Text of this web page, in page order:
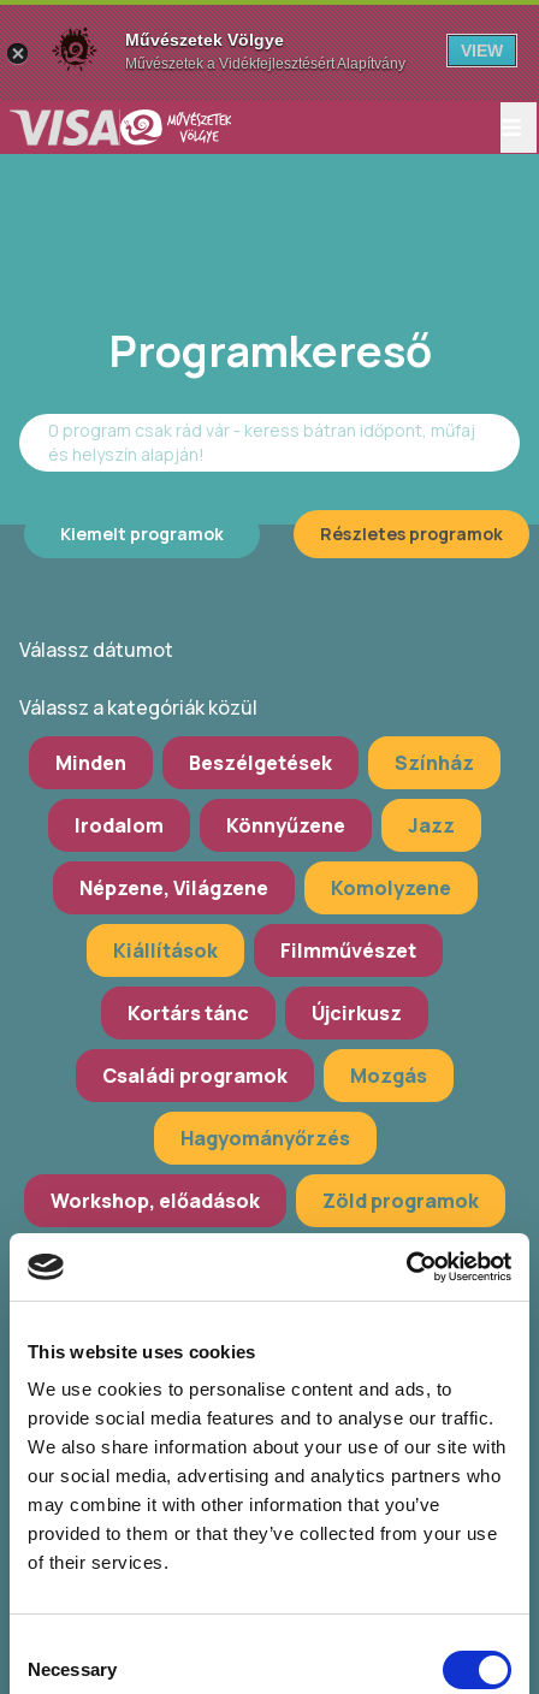
This website uses cookies
We use cookies to personalise content and ads, to
provide social media features and to analyse our traffic.
We also share information about your use of our site with
our social media, advertising and analytics partners who
may combine it with other information that you’ve
provided to them or that they’ve collected from your use
of their services.
Selection
Necessary
Programkereső
0 program csak rád vár - keress bátran időpont, műfaj
és helyszín alapján!
Kiemelt programok Részletes programok
Válassz dátumot
Válassz a kategóriák közül
Minden Beszélgetések Színház
Irodalom Könnyűzene Jazz
Népzene, Világzene Komolyzene
Kiállítások Filmművészet
Kortárs tánc Újcirkusz
Családi programok Mozgás
Hagyományőrzés
Workshop, előadások Zöld programok
További szűrés
Válassz helyszínt
Válassz időpontot
Művészetek Völgye
Művészetek a Vidékfejlesztésért Alapítvány
VIEW